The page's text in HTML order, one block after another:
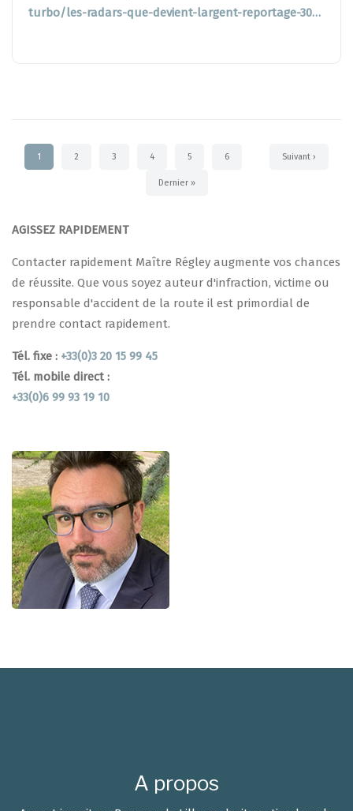
turbo/les-radars-que-devient-largent-reportage-30…
Page
courante
1 Page
2 Page
3 Page
4 Page
5 Page
6
Page
Suivant ›
Dernière
Dernier »
AGISSEZ RAPIDEMENT
Contacter rapidement Maître Régley augmente vos chances
de réussite. Que vous soyez auteur d'infraction, victime ou
responsable d'accident de la route il est primordial de
prendre contact rapidement.
Tél. fixe : +33(0)3 20 15 99 45
Tél. mobile direct :
+33(0)6 99 93 19 10
A propos